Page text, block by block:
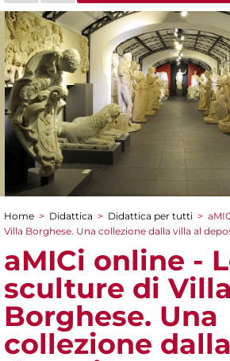
Tu sei qui
Home > Didattica > Didattica per tutti >
Villa Borghese. Una collezione dalla villa al
aMICi online -
sculture di Villa
Borghese. Una
collezione